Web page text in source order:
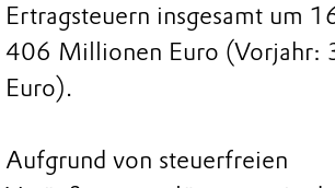
Ertragsteuern insgesamt um
406 Millionen Euro (Vorjahr:
Euro).
Aufgrund von steuerfreien